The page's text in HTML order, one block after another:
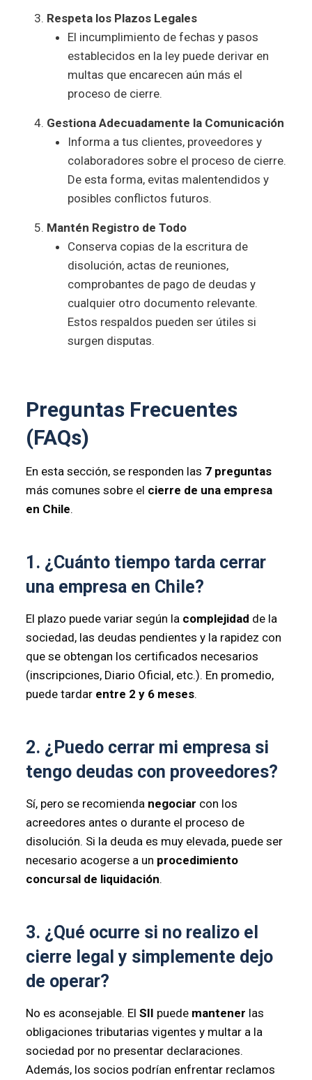
Respeta los Plazos Legales
El incumplimiento de fechas y pasos
establecidos en la ley puede derivar en
multas que encarecen aún más el
proceso de cierre.
Gestiona Adecuadamente la Comunicación
Informa a tus clientes, proveedores y
colaboradores sobre el proceso de cierre.
De esta forma, evitas malentendidos y
posibles conflictos futuros.
Mantén Registro de Todo
Conserva copias de la escritura de
disolución, actas de reuniones,
comprobantes de pago de deudas y
cualquier otro documento relevante.
Estos respaldos pueden ser útiles si
surgen disputas.
Preguntas Frecuentes
(FAQs)
En esta sección, se responden las 7 preguntas
más comunes sobre el cierre de una empresa
en Chile.
1. ¿Cuánto tiempo tarda cerrar
una empresa en Chile?
El plazo puede variar según la complejidad de la
sociedad, las deudas pendientes y la rapidez con
que se obtengan los certificados necesarios
(inscripciones, Diario Oficial, etc.). En promedio,
puede tardar entre 2 y 6 meses.
2. ¿Puedo cerrar mi empresa si
tengo deudas con proveedores?
Sí, pero se recomienda negociar con los
acreedores antes o durante el proceso de
disolución. Si la deuda es muy elevada, puede ser
necesario acogerse a un procedimiento
concursal de liquidación.
3. ¿Qué ocurre si no realizo el
cierre legal y simplemente dejo
de operar?
No es aconsejable. El SII puede mantener las
obligaciones tributarias vigentes y multar a la
sociedad por no presentar declaraciones.
Además, los socios podrían enfrentar reclamos